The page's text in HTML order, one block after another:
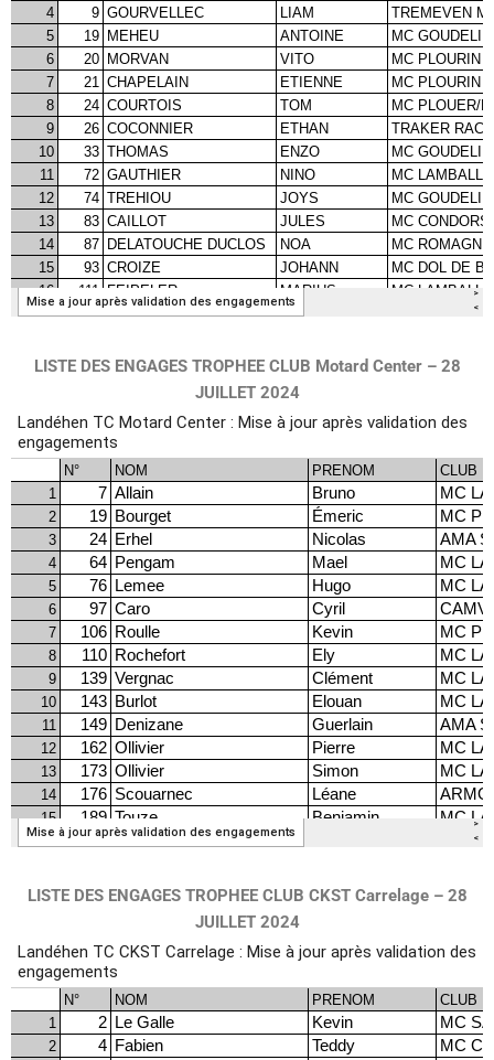
LISTE DES ENGAGES TROPHEE CLUB Motard Center – 28
JUILLET 2024
LISTE DES ENGAGES TROPHEE CLUB CKST Carrelage – 28
JUILLET 2024